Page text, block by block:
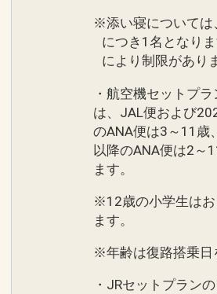
※添い寝については
につき1名となり
により制限があり
・航空機セットプ
は、JAL便および
のANA便は3～11歳
以降のANA便は2～
ます。
※12歳の小学生はお
ます。
※年齢は復路搭乗日
・JRセットプラン